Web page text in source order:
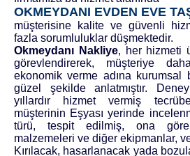
OKMEYDANI EVDEN EVE
müşterisine kalite ve güvenli
fazla sorumluluklar düşmektedir.
Okmeydanı Nakliye, her hizmeti
görevlendirerek, müşteriye
ekonomik verme adına
güzel şekilde anlatmıştır.
yıllardır hizmet vermiş
müşterinin Eşyası yerinde
türü, tespit edilmiş, ona
malzemeleri ve diğer ekipmanlar,
Kırılacak, hasarlanacak yada